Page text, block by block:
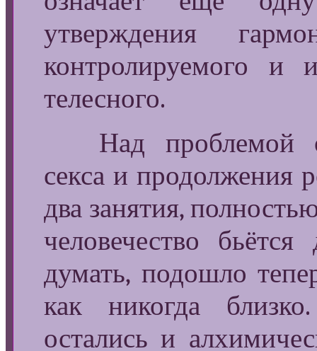
утверждения
контролируемого и
телесного.
Над проблемой
секса и продолжения
два занятия,
человечество
думать, подошло
как никогда
остались и